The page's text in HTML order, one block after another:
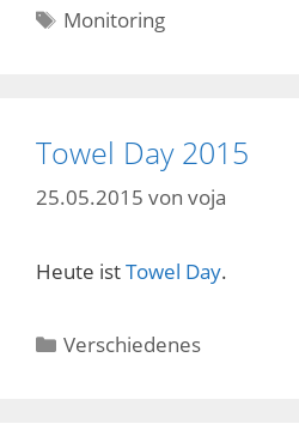
Schlagwörter
Monitoring
Towel Day 2015
25.05.2015 von voja
Heute istTowel Day.
Kategorien
Verschiedenes